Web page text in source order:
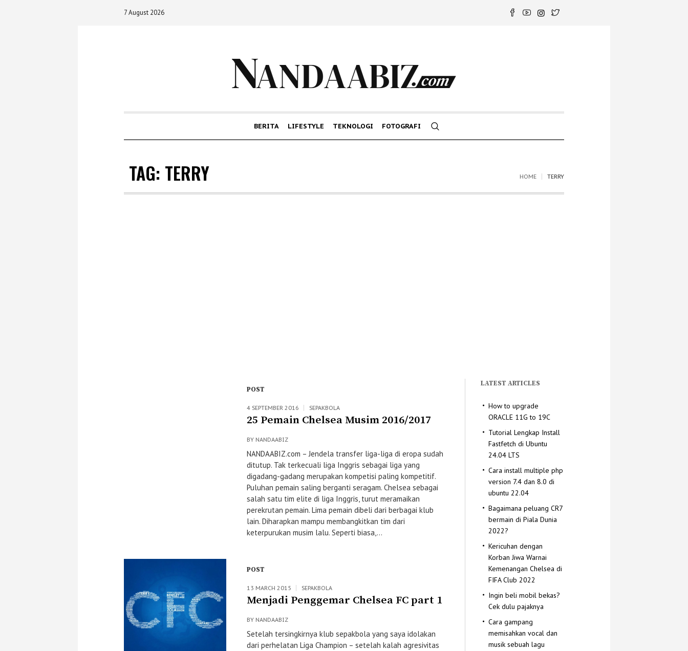
7 August 2026
BERITA LIFESTYLE TEKNOLOGI FOTOGRAFI
TAG: TERRY HOME TERRY
POST
4 SEPTEMBER 2016 SEPAKBOLA
25 Pemain Chelsea Musim 2016/2017
BY NANDAABIZ
NANDAABIZ.com – Jendela transfer liga-liga di eropa sudah
ditutup. Tak terkecuali liga Inggris sebagai liga yang
digadang-gadang merupakan kompetisi paling kompetitif.
Puluhan pemain saling berganti seragam. Chelsea sebagai
salah satu tim elite di liga Inggris, turut meramaikan
perekrutan pemain. Lima pemain dibeli dari berbagai klub
lain. Diharapkan mampu membangkitkan tim dari
keterpurukan musim lalu. Seperti biasa,...
POST
13 MARCH 2015 SEPAKBOLA
Menjadi Penggemar Chelsea FC part 1
BY NANDAABIZ
Setelah tersingkirnya klub sepakbola yang saya idolakan
dari perhelatan Liga Champion – setelah kalah agresivitas
LATEST ARTICLES
How to upgrade
ORACLE 11G to 19C
Tutorial Lengkap Install
Fastfetch di Ubuntu
24.04 LTS
Cara install multiple php
version 7.4 dan 8.0 di
ubuntu 22.04
Bagaimana peluang CR7
bermain di Piala Dunia
2022?
Kericuhan dengan
Korban Jiwa Warnai
Kemenangan Chelsea di
FIFA Club 2022
Ingin beli mobil bekas?
Cek dulu pajaknya
Cara gampang
memisahkan vocal dan
musik sebuah lagu